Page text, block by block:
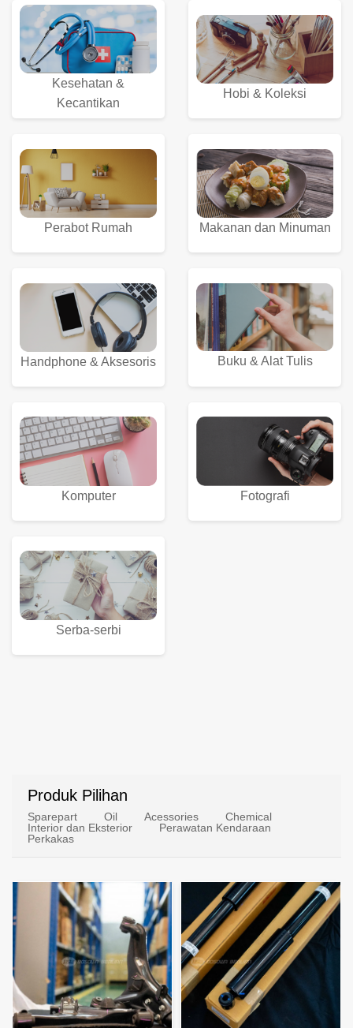
Kesehatan &
Kecantikan
Hobi & Koleksi
Perabot Rumah Makanan dan Minuman
Handphone & Aksesoris Buku & Alat Tulis
Komputer Fotografi
Serba-serbi
Produk Pilihan
Sparepart Oil Acessories
Chemical
Interior dan Eksterior
Perawatan Kendaraan
Perkakas